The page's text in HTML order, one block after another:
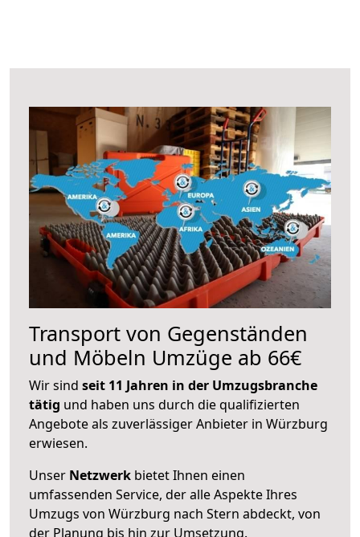
Transport von Gegenständen
und Möbeln Umzüge ab 66€
Wir sind seit 11 Jahren in der Umzugsbranche
tätig und haben uns durch die qualifizierten
Angebote als zuverlässiger Anbieter in Würzburg
erwiesen.
Unser Netzwerk bietet Ihnen einen
umfassenden Service, der alle Aspekte Ihres
Umzugs von Würzburg nach Stern abdeckt, von
der Planung bis hin zur Umsetzung.